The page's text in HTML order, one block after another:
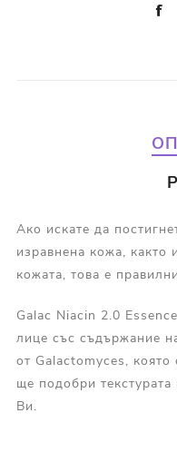
Ако искате да
изравнена кожа, както
кожата, това е
Galac Niacin 2.0
лице със съдържание
от Galactomyces, която
ще подобри
Ви.